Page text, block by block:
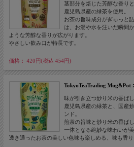
茎部分を焙じた芳醇な香り
鹿児島県産の緑茶を使用。
お茶の旨味成分がぎゅっと
は、お湯や水を注いだ瞬間
ような芳醇な香りが広がります。
やさしい飲み口が特長です。
価格： 420円(税込 454円)
TokyoTeaTrading Mug&Pot
味が引き立つ炒り米の香ば
鹿児島県産の緑茶と、国産
ンド。
煎茶の旨味と炒り米の香ば
一体となる絶妙な味わいが
透き通ったお茶の美しい色味も楽しめる、味も香り